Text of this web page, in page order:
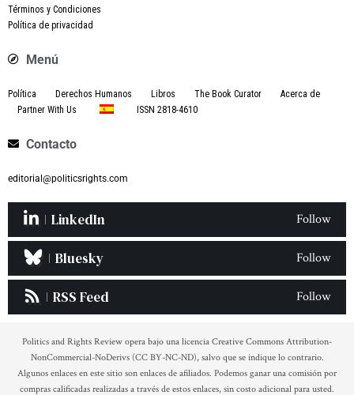
Términos y Condiciones
Política de privacidad
Menú
Política Derechos Humanos Libros The Book Curator
Acerca de
Partner With Us
ISSN 2818-4610
Contacto
editorial@politicsrights.com
LinkedIn Follow
Bluesky Follow
RSS Feed Follow
Politics and Rights Review opera bajo una licencia Creative Commons Attribution-
NonCommercial-NoDerivs (CC BY-NC-ND), salvo que se indique lo contrario.
Algunos enlaces en este sitio son enlaces de afiliados. Podemos ganar una comisión por
compras calificadas realizadas a través de estos enlaces, sin costo adicional para usted.